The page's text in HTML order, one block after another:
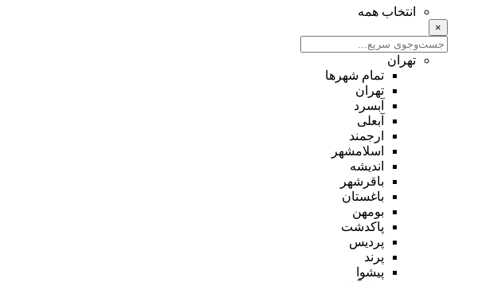
انتخاب همه
×
تهران
تمام شهر‌ها
تهران
آبسرد
آبعلی
ارجمند
اسلامشهر
اندیشه
باقرشهر
باغستان
بومهن
پاکدشت
پردیس
پرند
پیشوا